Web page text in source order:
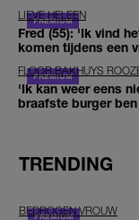
LIEVE HELEEN
Fred (55): 'Ik vind
komen tijdens een
FLOOR BAKHUYS
'Ik kan weer eens
braafste burger
TRENDING
BEDROGEN VROUW